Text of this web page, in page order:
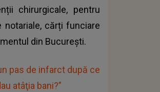
chirurgicale, pentru
cărți funciare
din București.
pas de infarct după ce
atâţia bani?”